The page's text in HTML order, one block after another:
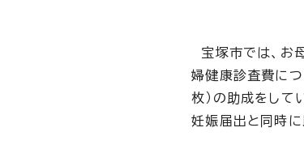
宝塚市では、お
婦健康診査費に
枚）の助成をして
妊娠届出と同時に